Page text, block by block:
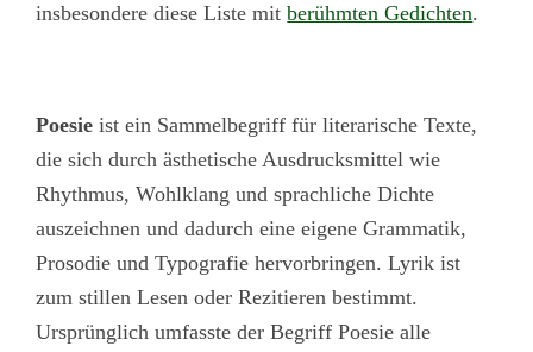
insbesondere diese Liste mitberühmten Gedichten.
Poesie ist ein Sammelbegriff für literarische Texte,
die sich durch ästhetische Ausdrucksmittel wie
Rhythmus, Wohlklang und sprachliche Dichte
auszeichnen und dadurch eine eigene Grammatik,
Prosodie und Typografie hervorbringen. Lyrik ist
zum stillen Lesen oder Rezitieren bestimmt.
Ursprünglich umfasste der Begriff Poesie alle